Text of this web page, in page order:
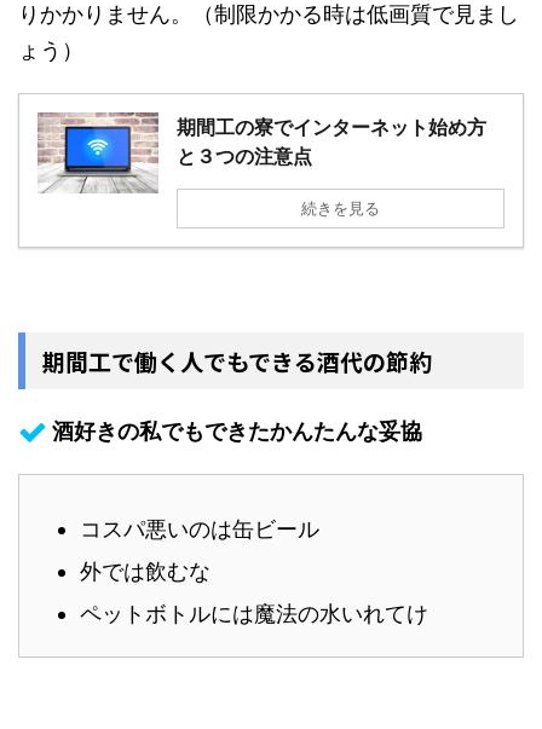
りかかりません。（制限かかる時は低画質で見まし
ょう）
期間工の寮でインターネット始め方
と３つの注意点
続きを見る
期間工で働く人でもできる酒代の節約
酒好きの私でもできたかんたんな妥協
コスパ悪いのは缶ビール
外では飲むな
ペットボトルには魔法の水いれてけ